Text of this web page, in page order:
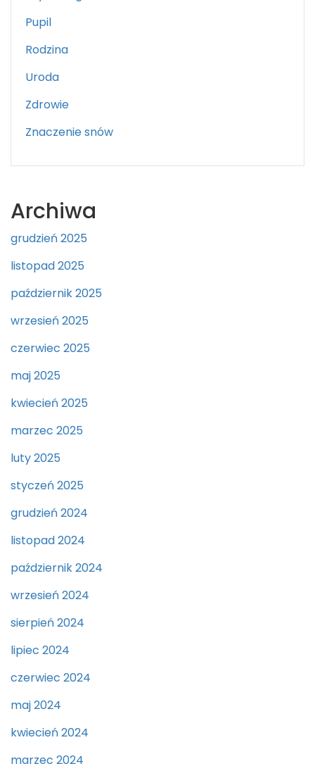
Pupil
Rodzina
Uroda
Zdrowie
Znaczenie snów
Archiwa
grudzień 2025
listopad 2025
październik 2025
wrzesień 2025
czerwiec 2025
maj 2025
kwiecień 2025
marzec 2025
luty 2025
styczeń 2025
grudzień 2024
listopad 2024
październik 2024
wrzesień 2024
sierpień 2024
lipiec 2024
czerwiec 2024
maj 2024
kwiecień 2024
marzec 2024